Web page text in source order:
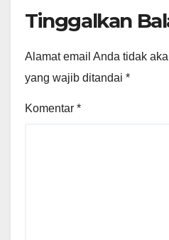
Tinggalkan
Alamat email Anda tidak
yang wajib ditandai *
Komentar *